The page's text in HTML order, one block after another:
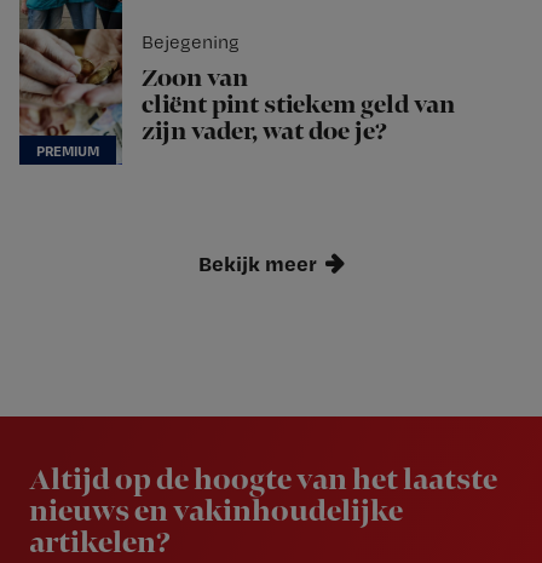
Bejegening
Zoon van
cliënt pint stiekem geld van
zijn vader, wat doe je?
Bekijk meer
Altijd op de hoogte van het laatste
nieuws en vakinhoudelijke
artikelen?